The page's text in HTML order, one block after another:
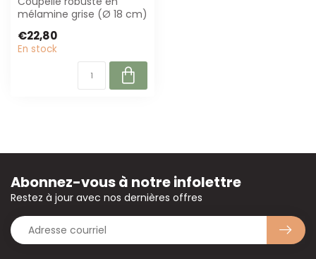
mélamine grise (Ø 18 cm)
incassable et...
€22,80
En stock
Abonnez-vous à notre infolettre
Restez à jour avec nos dernières offres